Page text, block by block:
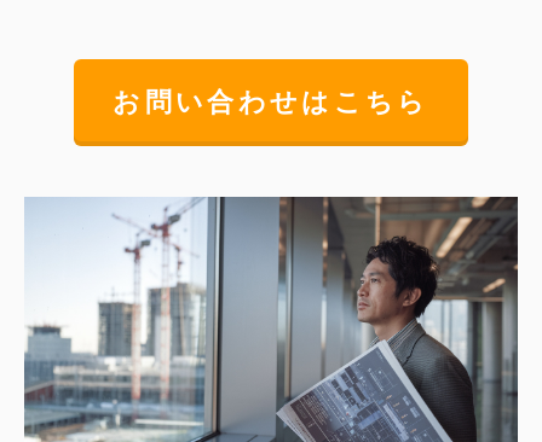
お問い合わせはこちら